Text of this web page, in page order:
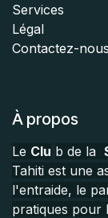
Services
Légal
Contactez-nous
À propos
Le Clu b de la
Tahiti est une
l'entraide, le
pratiques pour